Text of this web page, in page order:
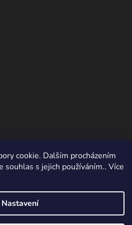
cookie. Dalším procházením
s jejich používáním.. Více
Nastavení